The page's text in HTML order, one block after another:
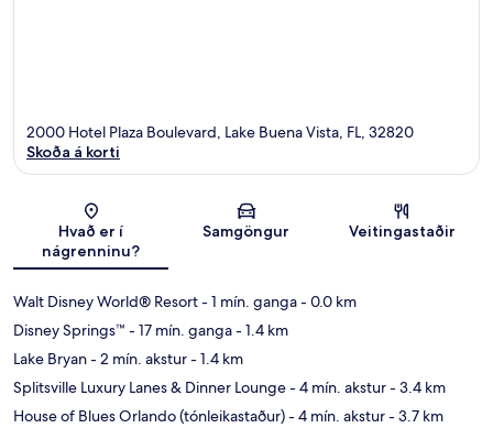
Kort
2000 Hotel Plaza Boulevard, Lake Buena Vista, FL, 32820
Skoða á korti
Hvað er í
nágrenninu?
Samgöngur Veitingastaðir
Walt Disney World® Resort- 1 mín. ganga- 0.0 km
Disney Springs™ - 17 mín. ganga- 1.4 km
Lake Bryan- 2 mín. akstur- 1.4 km
Splitsville Luxury Lanes & Dinner Lounge- 4 mín. akstur- 3.4 km
House of Blues Orlando (tónleikastaður)- 4 mín. akstur- 3.7 km